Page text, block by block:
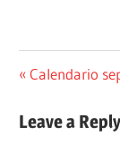
Post
navigation
Previous
Calendario
Leave a Reply